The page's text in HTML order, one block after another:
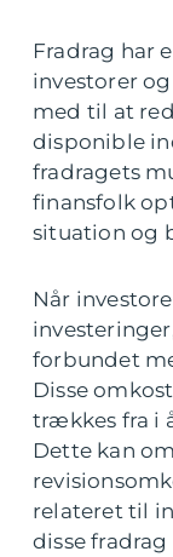
Fradrag har
investorer
med til at
disponible
fradragets
finansfolk
situation og
Når
forbundet
Disse
trækkes fra i
Dette kan
relateret til
disse